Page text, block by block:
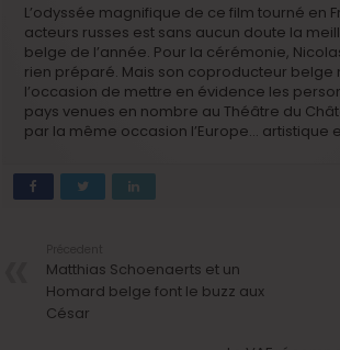
L’odyssée magnifique de ce film tourné en
acteurs russes est sans aucun doute la
belge de l’année. Pour la cérémonie,
rien préparé. Mais son coproducteur belge
l’occasion de mettre en évidence les
pays venues en nombre au Théâtre du
par la même occasion l’Europe… artistique
Matthias Schoenaerts et un
Homard belge font le buzz aux
César